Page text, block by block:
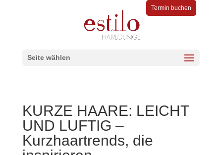
Termin buchen
Seite wählen
KURZE HAARE: LEICHT
UND LUFTIG –
Kurzhaartrends, die